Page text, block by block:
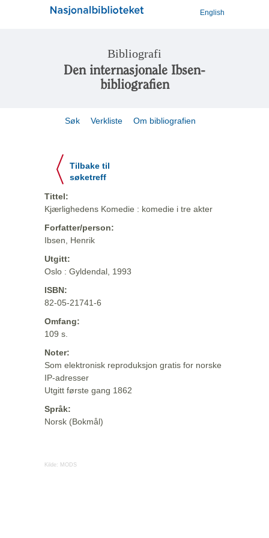
English
Bibliografi
Den internasjonale Ibsen-
bibliografien
Søk Verkliste Om bibliografien
Tilbake til
søketreff
Tittel:
Kjærlighedens Komedie : komedie i tre akter
Forfatter/person:
Ibsen, Henrik
Utgitt:
Oslo : Gyldendal, 1993
ISBN:
82-05-21741-6
Omfang:
109 s.
Noter:
Som elektronisk reproduksjon gratis for norske
IP-adresser
Utgitt første gang 1862
Språk:
Norsk (Bokmål)
Kilde: MODS